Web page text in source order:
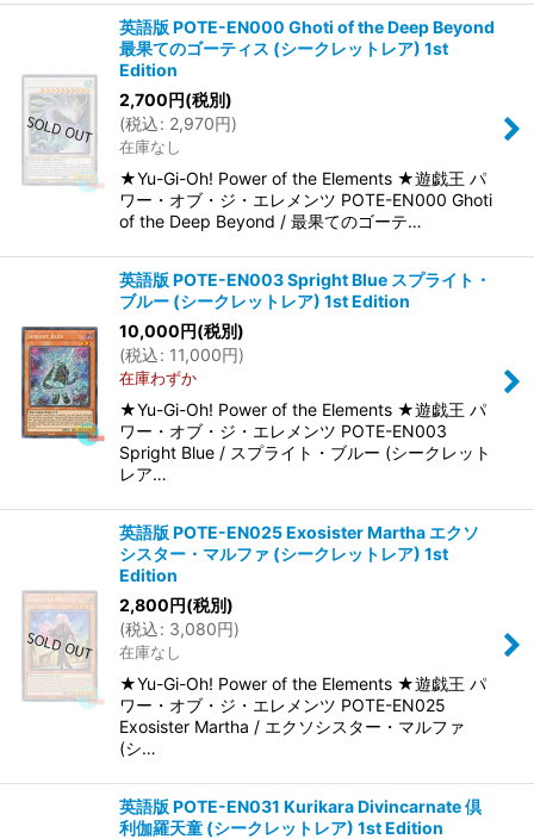
英語版 POTE-EN000 Ghoti of the Deep Beyond
最果てのゴーティス (シークレットレア) 1st
Edition
2,700円(税別)
(税込: 2,970円)
在庫なし
★Yu-Gi-Oh! Power of the Elements ★遊戯王 パ
ワー・オブ・ジ・エレメンツ POTE-EN000 Ghoti
of the Deep Beyond / 最果てのゴーテ…
英語版 POTE-EN003 Spright Blue スプライト・
ブルー (シークレットレア) 1st Edition
10,000円(税別)
(税込: 11,000円)
在庫わずか
★Yu-Gi-Oh! Power of the Elements ★遊戯王 パ
ワー・オブ・ジ・エレメンツ POTE-EN003
Spright Blue / スプライト・ブルー (シークレット
レア…
英語版 POTE-EN025 Exosister Martha エクソ
シスター・マルファ (シークレットレア) 1st
Edition
2,800円(税別)
(税込: 3,080円)
在庫なし
★Yu-Gi-Oh! Power of the Elements ★遊戯王 パ
ワー・オブ・ジ・エレメンツ POTE-EN025
Exosister Martha / エクソシスター・マルファ
(シ…
英語版 POTE-EN031 Kurikara Divincarnate 倶
利伽羅天童 (シークレットレア) 1st Edition